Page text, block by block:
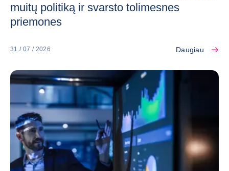
muitų politiką ir svarsto tolimesnes
priemones
31 / 07 / 2026 Daugiau